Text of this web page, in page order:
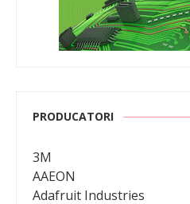
PRODUCATORI
3M
AAEON
Adafruit Industries